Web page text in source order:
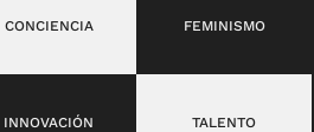
CONCIENCIA FEMINISMO
INNOVACIÓN TALENTO